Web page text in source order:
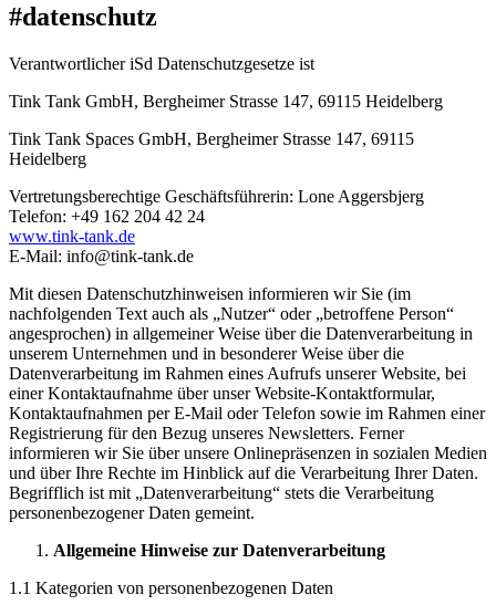
#datenschutz
Verantwortlicher iSd Datenschutzgesetze ist
Tink Tank GmbH, Bergheimer Strasse 147, 69115 Heidelberg
Tink Tank Spaces GmbH, Bergheimer Strasse 147, 69115
Heidelberg
Vertretungsberechtige Geschäftsführerin: Lone Aggersbjerg
Telefon: +49 162 204 42 24
www.tink-tank.de
E-Mail: info@tink-tank.de
Mit diesen Datenschutzhinweisen informieren wir Sie (im
nachfolgenden Text auch als „Nutzer“ oder „betroffene Person“
angesprochen) in allgemeiner Weise über die Datenverarbeitung in
unserem Unternehmen und in besonderer Weise über die
Datenverarbeitung im Rahmen eines Aufrufs unserer Website, bei
einer Kontaktaufnahme über unser Website-Kontaktformular,
Kontaktaufnahmen per E-Mail oder Telefon sowie im Rahmen einer
Registrierung für den Bezug unseres Newsletters. Ferner
informieren wir Sie über unsere Onlinepräsenzen in sozialen Medien
und über Ihre Rechte im Hinblick auf die Verarbeitung Ihrer Daten.
Begrifflich ist mit „Datenverarbeitung“ stets die Verarbeitung
personenbezogener Daten gemeint.
Allgemeine Hinweise zur Datenverarbeitung
1.1 Kategorien von personenbezogenen Daten